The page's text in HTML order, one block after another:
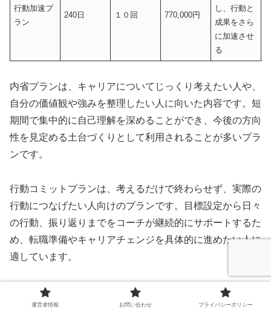
行動加速プ
ラン
240日 １０回 770,000円
し、行動と
成果をさら
に加速させ
る
内省プランは、キャリアについてじっくり考えたい人や、
自分の価値観や強みを整理したい人に向いた内容です。短
期間で集中的に自己理解を深めることができ、今後の方向
性を見定める土台づくりとして利用されることが多いプラ
ンです。
行動コミットプランは、考えるだけで終わらせず、実際の
行動につなげたい人向けのプランです。目標設定から日々
の行動、振り返りまでをコーチが継続的にサポートするた
め、転職準備やキャリアチェンジを具体的に進めたい人に
適しています。
行動加速プランは、より長期的な支援を受けながら、自分
の強みを最大限に活かしたキャリア形成を目指すプランで
運営者情報 お問い合わせ プライバシーポリシー